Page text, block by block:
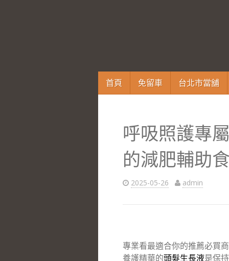
跳
至
首頁 免留車 台北市當舖
呼吸照護專
的減肥輔助
2025-05-26 admin
專業看最適合你的推薦必買
養護精華的頭髮生長液是保